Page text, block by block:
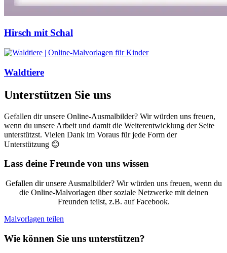
Hirsch mit Schal
Waldtiere
Unterstützen Sie uns
Gefallen dir unsere Online-Ausmalbilder? Wir würden uns freuen,
wenn du unsere Arbeit und damit die Weiterentwicklung der Seite
unterstützst. Vielen Dank im Voraus für jede Form der
Unterstützung 😊
Lass deine Freunde von uns wissen
Gefallen dir unsere Ausmalbilder? Wir würden uns freuen, wenn du
die Online-Malvorlagen über soziale Netzwerke mit deinen
Freunden teilst, z.B. auf Facebook.
Malvorlagen teilen
Wie können Sie uns unterstützen?